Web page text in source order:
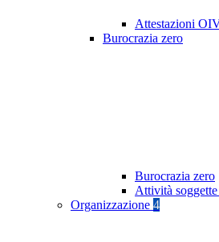
Attestazioni
Burocrazia zero
Burocrazia zero
Attività
Organizzazione 4